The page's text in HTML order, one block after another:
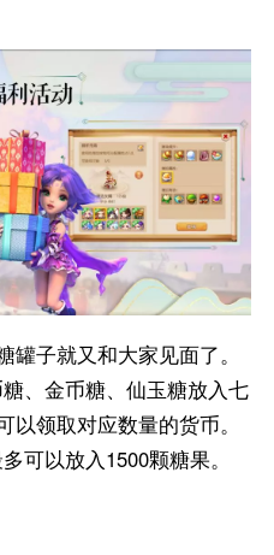
子就又和大家见面了。
、金币糖、仙玉糖放入七
领取对应数量的货币。
可以放入1500颗糖果。